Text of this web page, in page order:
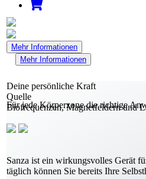
Deine persönliche Kraft
Quelle
Bio­frequenzen, Magnet­feldern und
Mehr Informationen
Mehr Informationen
Für jede Körperzone die richtige
Sanza ist ein wirkungs­volles Gerät
täglich können Sie bereits Ihre